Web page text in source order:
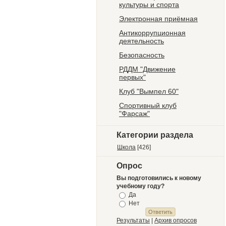
культуры и спорта
Электронная приёмная
Антикоррупционная
деятельность
Безопасность
РДДМ "Движение
первых"
Клуб "Вымпел 60"
Спортивный клуб
"Фарсаж"
Категории раздела
Школа [426]
Опрос
Вы подготовились к новому
учебному году?
Да
Нет
Результаты | Архив опросов